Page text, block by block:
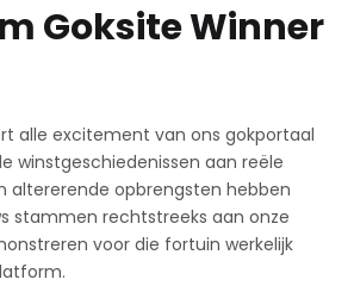
Goksite Winner
alle excitement van ons gokportaal
winstgeschiedenissen aan reële
altererende opbrengsten hebben
stammen rechtstreeks aan onze
voor die fortuin werkelijk